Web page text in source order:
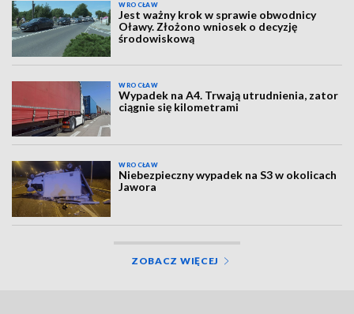
WROCŁAW
Jest ważny krok w sprawie obwodnicy
Oławy. Złożono wniosek o decyzję
środowiskową
WROCŁAW
Wypadek na A4. Trwają utrudnienia, zator
ciągnie się kilometrami
WROCŁAW
Niebezpieczny wypadek na S3 w okolicach
Jawora
ZOBACZ WIĘCEJ